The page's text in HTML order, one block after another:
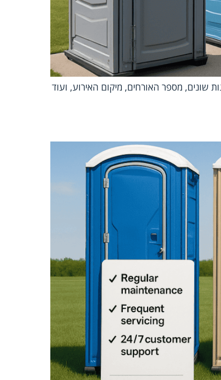
שונים, מספר האורחים, מיקום האירוע, ועוד